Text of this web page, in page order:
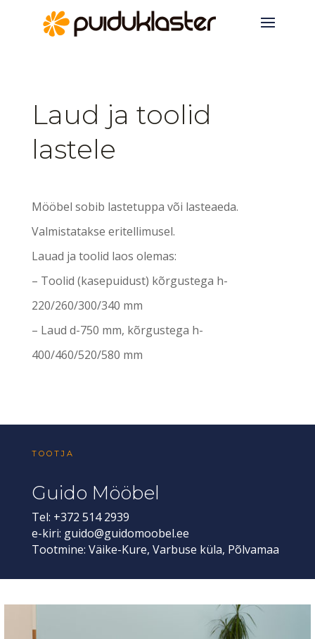
Laud ja toolid
lastele
Mööbel sobib lastetuppa või lasteaeda.
Valmistatakse eritellimusel.
Lauad ja toolid laos olemas:
– Toolid (kasepuidust) kõrgustega h-
220/260/300/340 mm
– Laud d-750 mm, kõrgustega h-
400/460/520/580 mm
TOOTJA
Guido Mööbel
Tel: +372 514 2939
e-kiri: guido@guidomoobel.ee
Tootmine: Väike-Kure, Varbuse küla, Põlvamaa